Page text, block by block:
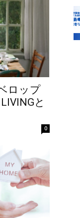
ロップ
と
0